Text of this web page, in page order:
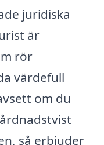
juridiska
är
rör
värdefull
om du
så erbjuder